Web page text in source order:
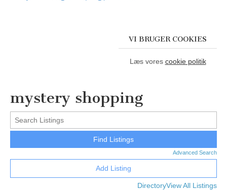
VI BRUGER COOKIES
Læs vores cookie politik
mystery shopping
Advanced Search
DirectoryView All Listings
Add Listing